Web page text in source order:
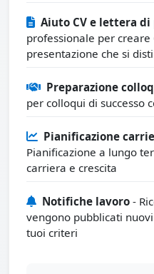
Aiuto CV e lettera
professionale per creare
presentazione che si
Preparazione
per colloqui di successo
Pianificazione
Pianificazione a lungo
carriera e crescita
Notifiche lavoro -
vengono pubblicati
tuoi criteri